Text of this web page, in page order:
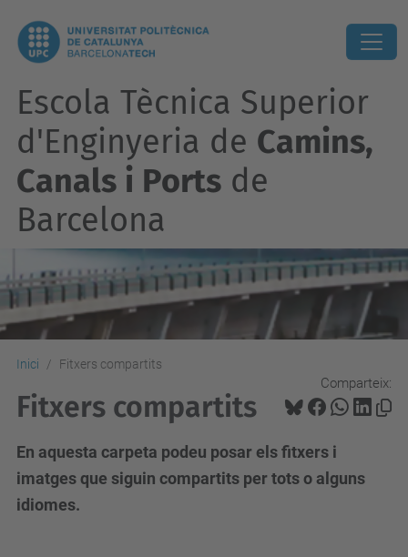
Escola Tècnica Superior
d'Enginyeria de Camins,
Canals i Ports de
Barcelona
Inici Fitxers compartits
Comparteix:
Fitxers compartits
En aquesta carpeta podeu posar els fitxers i
imatges que siguin compartits per tots o alguns
idiomes.